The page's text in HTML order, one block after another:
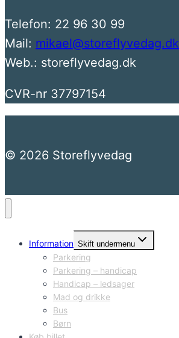
Telefon: 22 96 30 99
Mail: mikael@storeflyvedag.dk
Web.: storeflyvedag.dk
CVR-nr 37797154
© 2026 Storeflyvedag
Information Skift undermenu
Parkering
Parkering – handicap
Handicap – ledsager
Mad og drikke
Bus
Børn